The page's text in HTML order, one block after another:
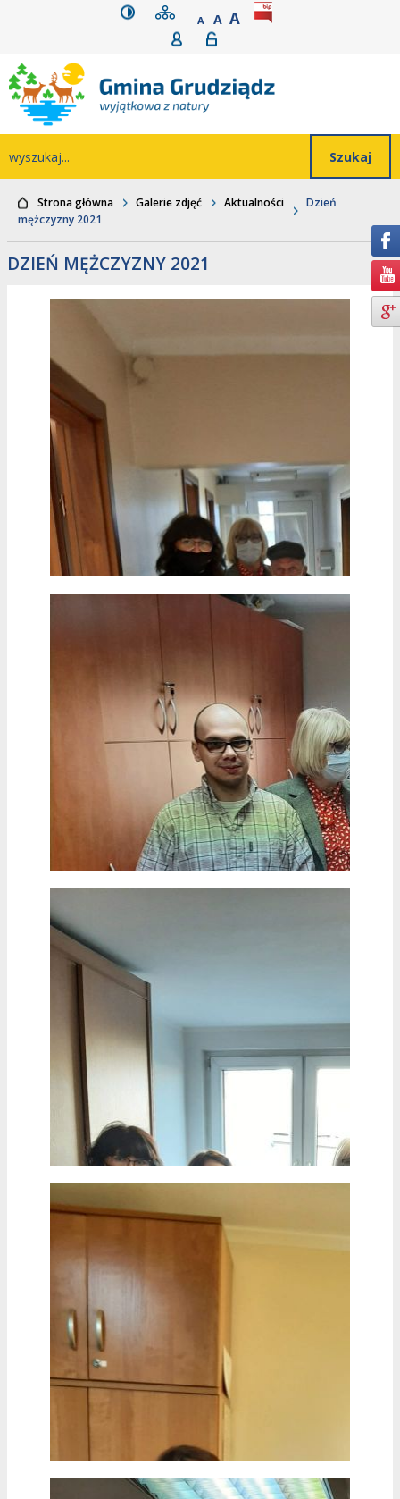
Przejdź do głównego
Przejdź do treści
Przejdź do
wyszukiwarki
Przejdź do mapywersja kontrastowa
mapa serwisu
A POMNIEJSZ CZCIONKĘ
A STANDARDOWY ROZMIAR
A POWIĘKSZ
rozmiar czcionki
Rejestracja
Strona główna Galerie zdjęć Aktualności
Dzień
mężczyzny 2021
DZIEŃ MĘŻCZYZNY 2021